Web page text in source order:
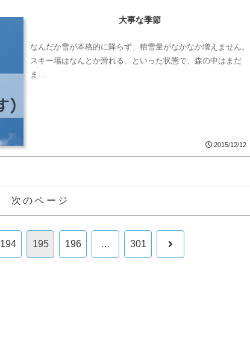
大事な季節
なんだか雪が本格的に降らず、積雪量がなかなか増えません。
スキー場はなんとか滑れる、といった状態で、森の中はまだ
ま…
2015/12/12
次のページ
194 195 196 … 301 次